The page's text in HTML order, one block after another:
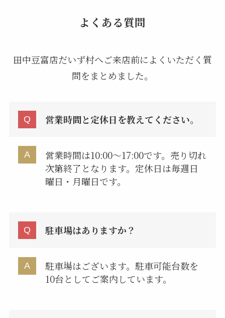
よくある質問
田中豆富店だいず村へご来店前によくいただく質
問をまとめました。
営業時間と定休日を教えてください。
営業時間は10:00〜17:00です。売り切れ
次第終了となります。定休日は毎週日
曜日・月曜日です。
駐車場はありますか？
駐車場はございます。駐車可能台数を
10台としてご案内しています。